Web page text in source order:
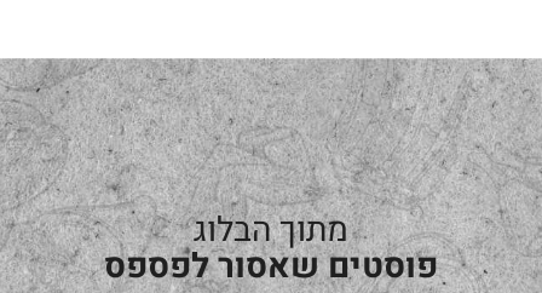
מתוך הבלוג
פוסטים שאסור לפספס